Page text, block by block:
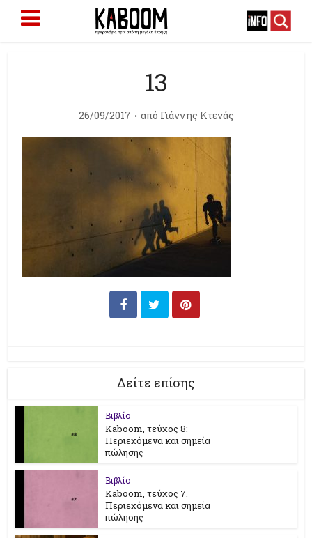
13
26/09/2017 από Γιάννης Κτενάς
Δείτε επίσης
Βιβλίο
Kaboom, τεύχος 8:
Περιεχόμενα και σημεία
πώλησης
Βιβλίο
Kaboom, τεύχος 7.
Περιεχόμενα και σημεία
πώλησης